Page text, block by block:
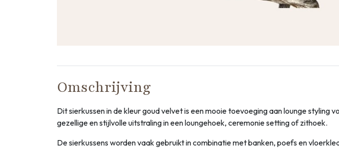
Omschrijving
Dit sierkussen in de kleur goud velvet is een mooie toevoeging aan lounge
gezellige en stijlvolle uitstraling in een loungehoek, ceremonie setting of zithoek.
De sierkussens worden vaak gebruikt in combinatie met banken, poefs en